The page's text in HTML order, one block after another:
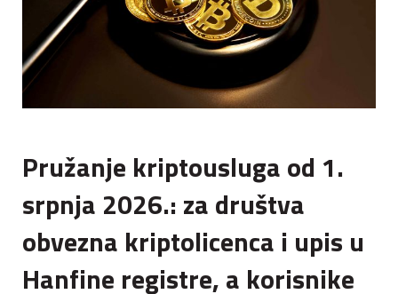
Pružanje kriptousluga od 1.
srpnja 2026.: za društva
obvezna kriptolicenca i upis u
Hanfine registre, a korisnike